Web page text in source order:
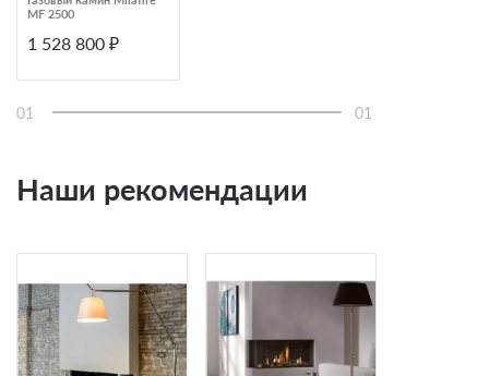
MF 2500
1 528 800 ₽
01 01
Наши рекомендации